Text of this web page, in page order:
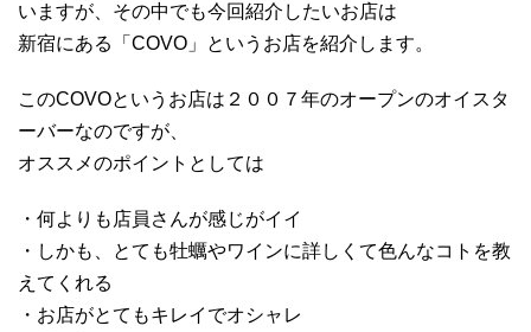
いますが、その中でも今回紹介したいお店は
新宿にある「COVO」というお店を紹介します。
このCOVOというお店は２００７年のオープンのオイスタ
ーバーなのですが、
オススメのポイントとしては
・何よりも店員さんが感じがイイ
・しかも、とても牡蠣やワインに詳しくて色んなコトを教
えてくれる
・お店がとてもキレイでオシャレ